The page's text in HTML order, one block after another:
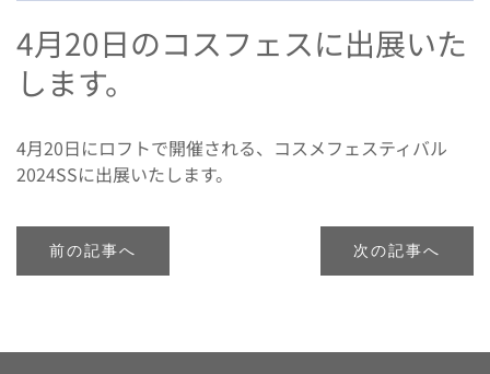
4月20日のコスフェスに出展いた
します。
4月20日にロフトで開催される、コスメフェスティバル
2024SSに出展いたします。
前の記事へ 次の記事へ